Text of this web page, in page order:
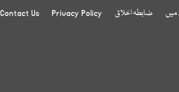
ضابطہ اخلاق Privacy Policy
Contact Us